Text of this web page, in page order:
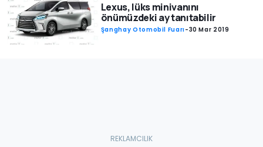
Lexus, lüks minivanını
önümüzdeki ay tanıtabilir
Şanghay Otomobil Fuarı-30 Mar 2019